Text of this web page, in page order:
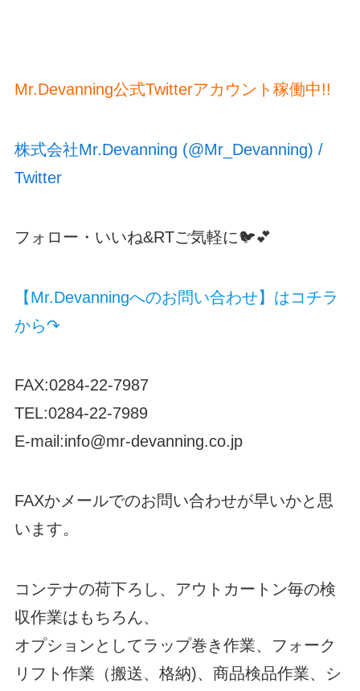
Mr.Devanning公式Twitterアカウント稼働中!!
株式会社Mr.Devanning (@Mr_Devanning) /
Twitter
フォロー・いいね&RTご気軽に🐦💕
【Mr.Devanningへのお問い合わせ】はコチラ
から↷
FAX:0284-22-7987
TEL:0284-22-7989
E-mail:info@mr-devanning.co.jp
FAXかメールでのお問い合わせが早いかと思
います。
コンテナの荷下ろし、アウトカートン毎の検
収作業はもちろん、
オプションとしてラップ巻き作業、フォーク
リフト作業（搬送、格納)、商品検品作業、シ